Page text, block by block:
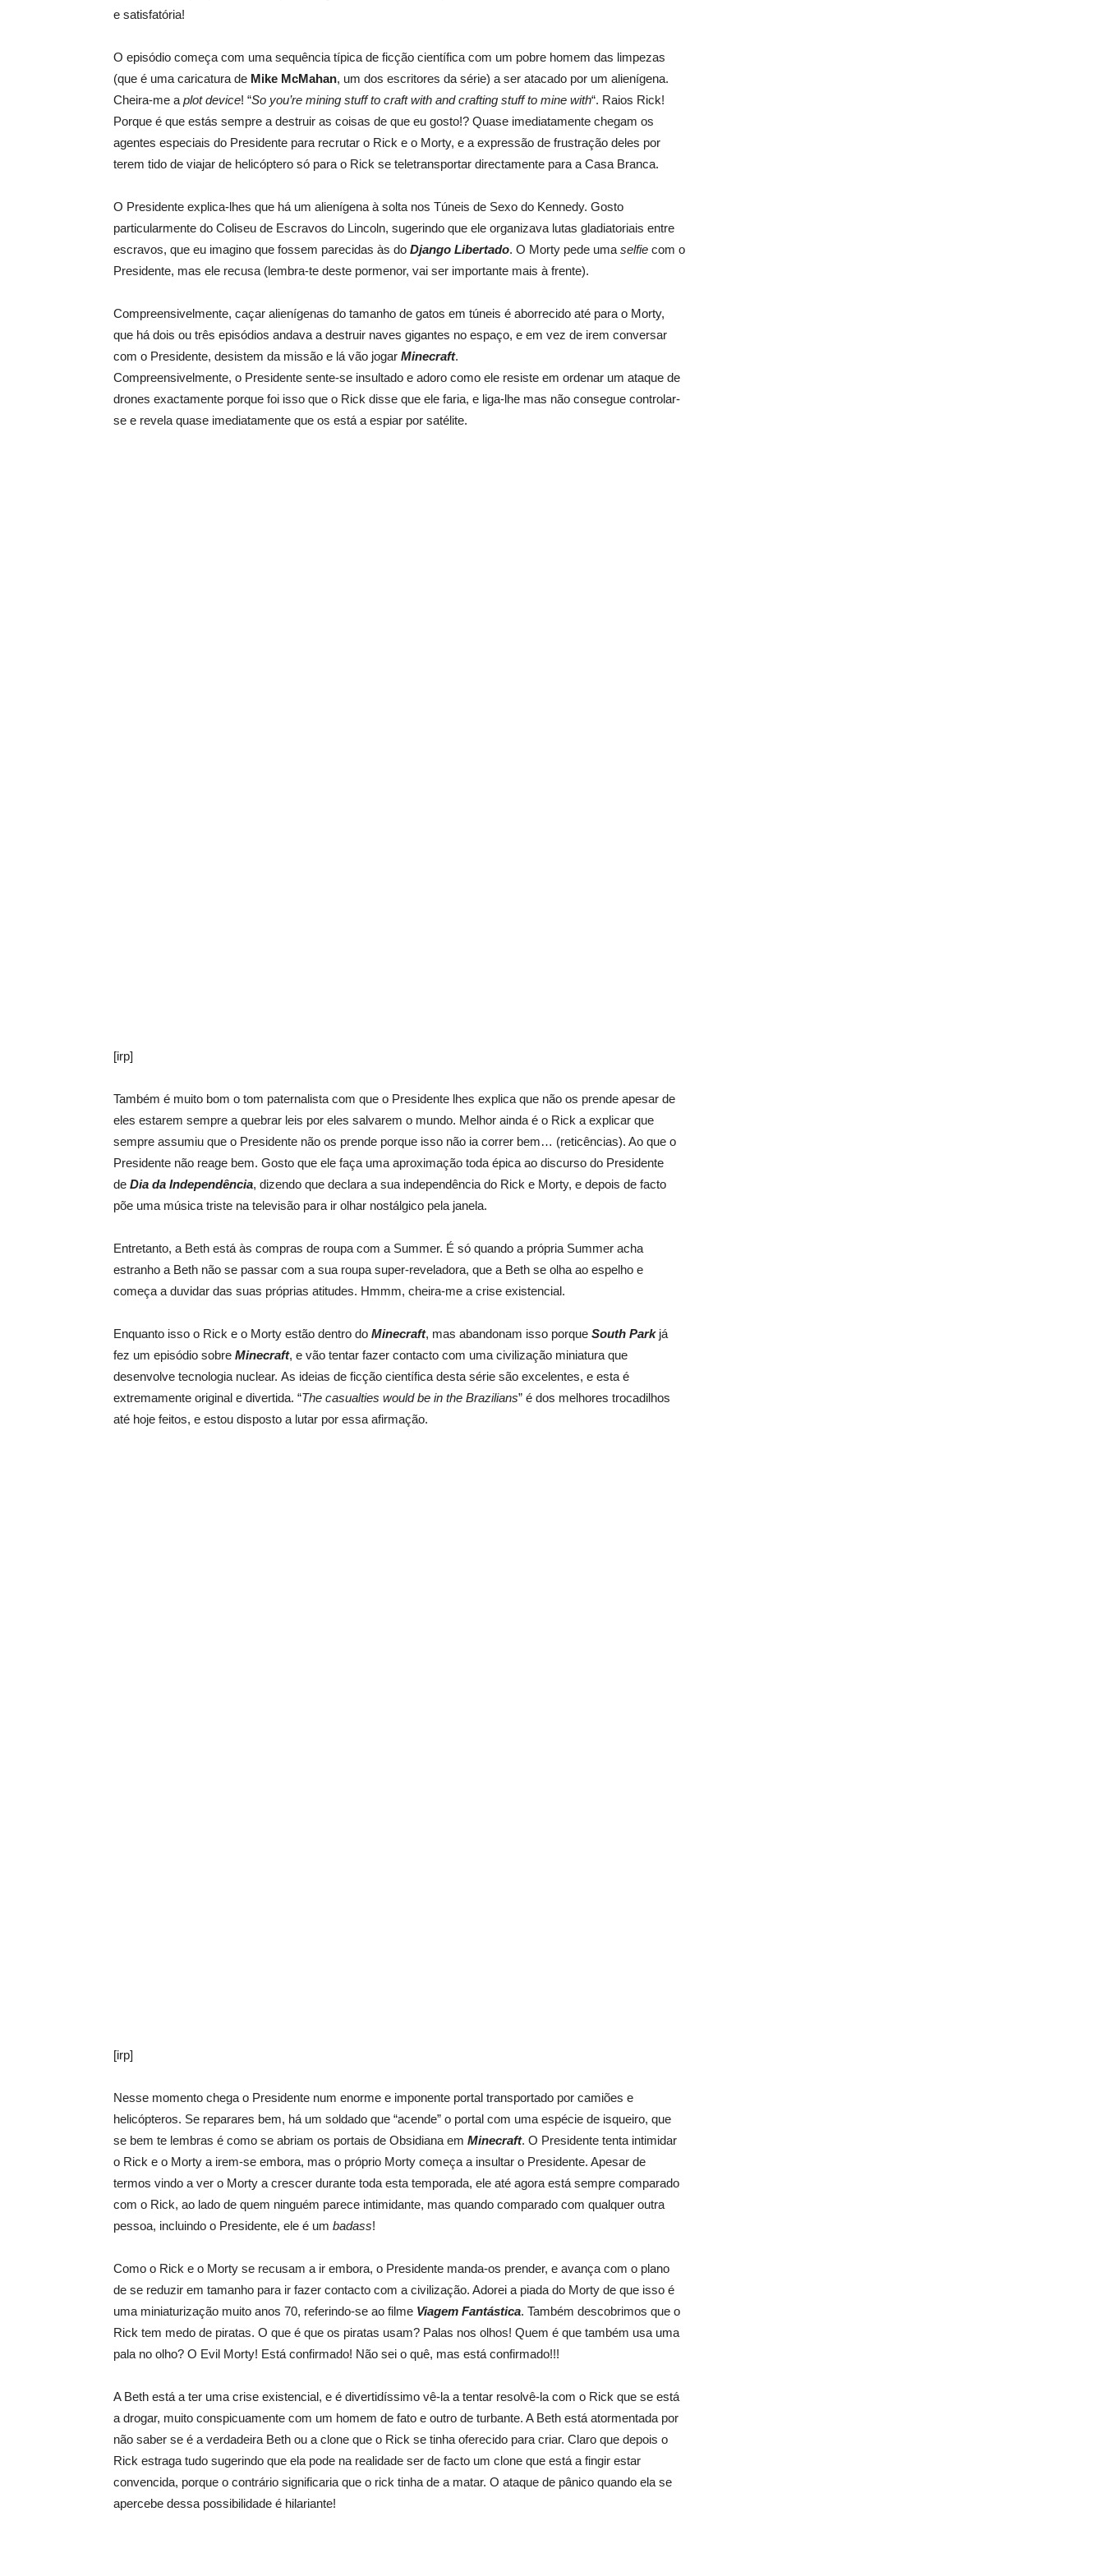
e satisfatória!
O episódio começa com uma sequência típica de ficção científica com um pobre homem das limpezas
(que é uma caricatura de Mike McMahan, um dos escritores da série) a ser atacado por um alienígena.
Cheira-me a plot device! “So you’re mining stuff to craft with and crafting stuff to mine with“. Raios Rick!
Porque é que estás sempre a destruir as coisas de que eu gosto!? Quase imediatamente chegam os
agentes especiais do Presidente para recrutar o Rick e o Morty, e a expressão de frustração deles por
terem tido de viajar de helicóptero só para o Rick se teletransportar directamente para a Casa Branca.
O Presidente explica-lhes que há um alienígena à solta nos Túneis de Sexo do Kennedy. Gosto
particularmente do Coliseu de Escravos do Lincoln, sugerindo que ele organizava lutas gladiatoriais entre
escravos, que eu imagino que fossem parecidas às do Django Libertado. O Morty pede uma selfie com o
Presidente, mas ele recusa (lembra-te deste pormenor, vai ser importante mais à frente).
Compreensivelmente, caçar alienígenas do tamanho de gatos em túneis é aborrecido até para o Morty,
que há dois ou três episódios andava a destruir naves gigantes no espaço, e em vez de irem conversar
com o Presidente, desistem da missão e lá vão jogar Minecraft.
Compreensivelmente, o Presidente sente-se insultado e adoro como ele resiste em ordenar um ataque de
drones exactamente porque foi isso que o Rick disse que ele faria, e liga-lhe mas não consegue controlar-
se e revela quase imediatamente que os está a espiar por satélite.
[irp]
Também é muito bom o tom paternalista com que o Presidente lhes explica que não os prende apesar de
eles estarem sempre a quebrar leis por eles salvarem o mundo. Melhor ainda é o Rick a explicar que
sempre assumiu que o Presidente não os prende porque isso não ia correr bem… (reticências). Ao que o
Presidente não reage bem. Gosto que ele faça uma aproximação toda épica ao discurso do Presidente
de Dia da Independência, dizendo que declara a sua independência do Rick e Morty, e depois de facto
põe uma música triste na televisão para ir olhar nostálgico pela janela.
Entretanto, a Beth está às compras de roupa com a Summer. É só quando a própria Summer acha
estranho a Beth não se passar com a sua roupa super-reveladora, que a Beth se olha ao espelho e
começa a duvidar das suas próprias atitudes. Hmmm, cheira-me a crise existencial.
Enquanto isso o Rick e o Morty estão dentro do Minecraft, mas abandonam isso porque South Parkjá
fez um episódio sobre Minecraft, e vão tentar fazer contacto com uma civilização miniatura que
desenvolve tecnologia nuclear. As ideias de ficção científica desta série são excelentes, e esta é
extremamente original e divertida. “The casualties would be in the Brazilians” é dos melhores trocadilhos
até hoje feitos, e estou disposto a lutar por essa afirmação.
[irp]
Nesse momento chega o Presidente num enorme e imponente portal transportado por camiões e
helicópteros. Se reparares bem, há um soldado que “acende” o portal com uma espécie de isqueiro, que
se bem te lembras é como se abriam os portais de Obsidiana em Minecraft. O Presidente tenta intimidar
o Rick e o Morty a irem-se embora, mas o próprio Morty começa a insultar o Presidente. Apesar de
termos vindo a ver o Morty a crescer durante toda esta temporada, ele até agora está sempre comparado
com o Rick, ao lado de quem ninguém parece intimidante, mas quando comparado com qualquer outra
pessoa, incluindo o Presidente, ele é um badass!
Como o Rick e o Morty se recusam a ir embora, o Presidente manda-os prender, e avança com o plano
de se reduzir em tamanho para ir fazer contacto com a civilização. Adorei a piada do Morty de que isso é
uma miniaturização muito anos 70, referindo-se ao filme Viagem Fantástica. Também descobrimos que o
Rick tem medo de piratas. O que é que os piratas usam? Palas nos olhos! Quem é que também usa uma
pala no olho? O Evil Morty! Está confirmado! Não sei o quê, mas está confirmado!!!
A Beth está a ter uma crise existencial, e é divertidíssimo vê-la a tentar resolvê-la com o Rick que se está
a drogar, muito conspicuamente com um homem de fato e outro de turbante. A Beth está atormentada por
não saber se é a verdadeira Beth ou a clone que o Rick se tinha oferecido para criar. Claro que depois o
Rick estraga tudo sugerindo que ela pode na realidade ser de facto um clone que está a fingir estar
convencida, porque o contrário significaria que o rick tinha de a matar. O ataque de pânico quando ela se
apercebe dessa possibilidade é hilariante!